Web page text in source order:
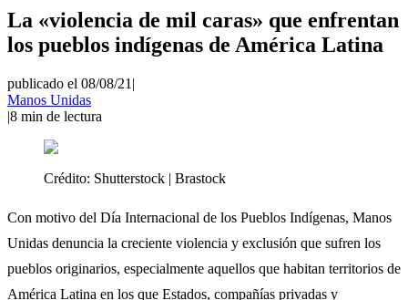
La «violencia de mil caras» que enfrentan
los pueblos indígenas de América Latina
publicado el 08/08/21 |
Manos Unidas
|8 min de lectura
Crédito: Shutterstock | Brastock
Con motivo del Día Internacional de los Pueblos Indígenas, Manos
Unidas denuncia la creciente violencia y exclusión que sufren los
pueblos originarios, especialmente aquellos que habitan territorios de
América Latina en los que Estados, compañías privadas y